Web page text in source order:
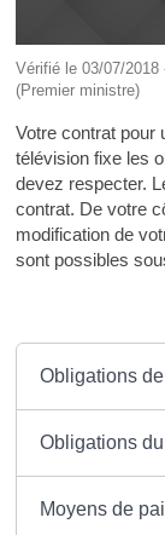
Vérifié le 03/07/
(Premier ministre)
Votre contrat pour
télévision fixe les
devez respecter.
contrat. De votre
modification de
sont possibles
Obligations
Obligations
Moyens de